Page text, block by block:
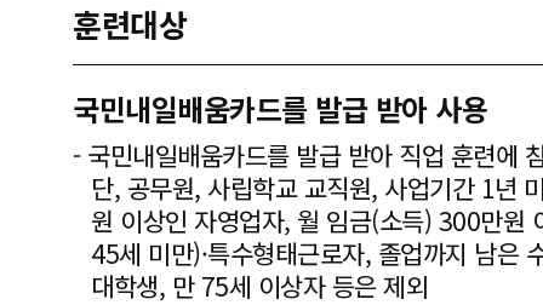
훈련대상
국민내일배움카드를 발급 받아 사용
- 국민내일배움카드를 발급 받아 직업 훈련에
단, 공무원, 사립학교 교직원, 사업기간 1년
원 이상인 자영업자, 월 임금(소득) 300만원
45세 미만)·특수형태근로자, 졸업까지 남은
대학생, 만 75세 이상자 등은 제외